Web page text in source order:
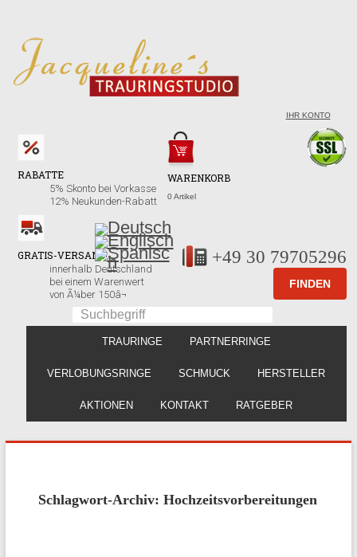
IHR KONTO
WARENKORB
0 Artikel
RABATTE
5% Skonto bei Vorkasse
12% Neukunden-Rabatt
GRATIS-VERSAND!
innerhalb Deutschland
bei einem Warenwert
von Ã¼ber 150â¬
+49 30 79705296
TRAURINGE PARTNERRINGE
VERLOBUNGSRINGE SCHMUCK HERSTELLER
AKTIONEN KONTAKT RATGEBER
Schlagwort-Archiv: Hochzeitsvorbereitungen